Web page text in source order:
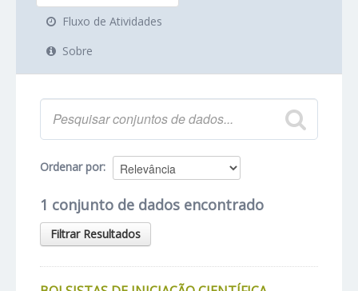
Fluxo de Atividades
Sobre
Ordenar por
1 conjunto de dados encontrado
Filtrar Resultados